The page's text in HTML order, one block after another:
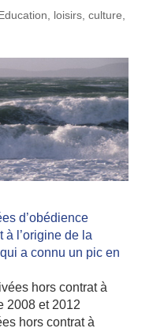
loisirs, culture
d’obédience
l’origine de la
a connu un pic en
hors contrat à